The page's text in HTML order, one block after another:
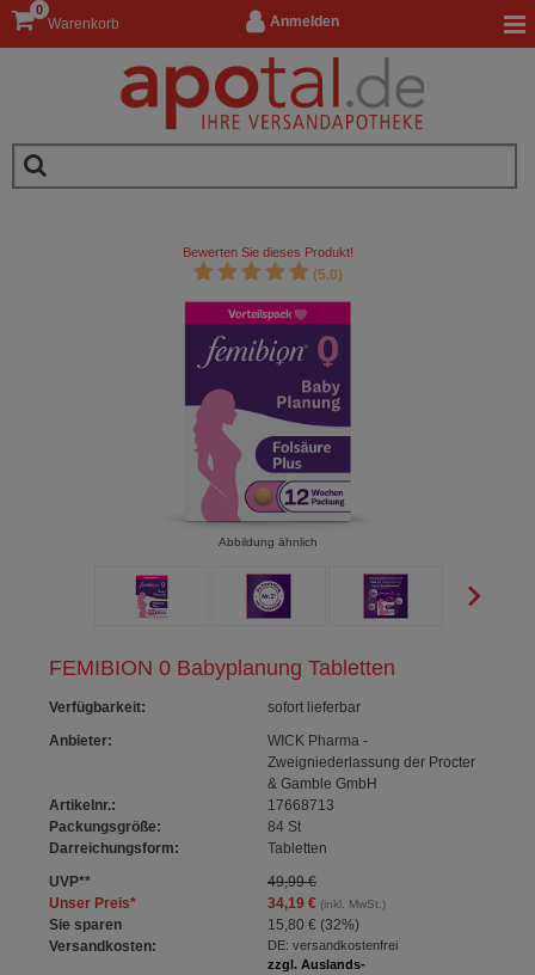
Anmelden
Warenkorb
0
FEMIBION 0 Babyplanung Tabletten
Verfügbarkeit:
sofort lieferbar
Anbieter:
WICK Pharma -
Zweigniederlassung der Procter
& Gamble GmbH
Artikelnr.:
17668713
Packungsgröße:
84 St
Darreichungsform:
Tabletten
UVP**
49,99 €
Unser Preis* 34,19 €(inkl. MwSt.)
Sie sparen 15,80 € (32%)
Versandkosten:
DE: versandkostenfrei
zzgl. Auslands-
Bewerten Sie dieses Produkt!
(5.0)
Abbildung ähnlich